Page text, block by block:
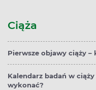
Ciąża
Pierwsze objawy ciąży –
Kalendarz badań w
wykonać?